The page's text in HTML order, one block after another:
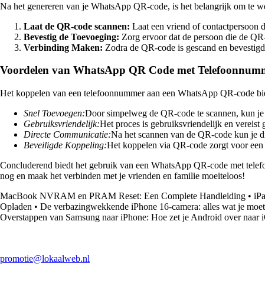
Na het genereren van je WhatsApp QR-code, is het belangrijk om te
Laat de QR-code scannen: Laat een vriend of contactpersoon
Bevestig de Toevoeging: Zorg ervoor dat de persoon die de
Verbinding Maken: Zodra de QR-code is gescand en
Voordelen van WhatsApp QR Code met
Het koppelen van een telefoonnummer aan een WhatsApp QR-code
Snel Toevoegen:Door simpelweg de QR-code te scannen, kun
Gebruiksvriendelijk:Het proces is gebruiksvriendelijk en vereist
Directe Communicatie:Na het scannen van de QR-code kun je
Beveiligde Koppeling:Het koppelen via QR-code zorgt voor
Concluderend biedt het gebruik van een WhatsApp QR-code met
nog en maak het verbinden met je vrienden en familie moeiteloos!
MacBook NVRAM en PRAM Reset: Een Complete Handleiding •
Opladen • De verbazingwekkende iPhone 16-camera: alles wat je
Overstappen van Samsung naar iPhone: Hoe zet je Android over naar
promotie@lokaalweb.nl